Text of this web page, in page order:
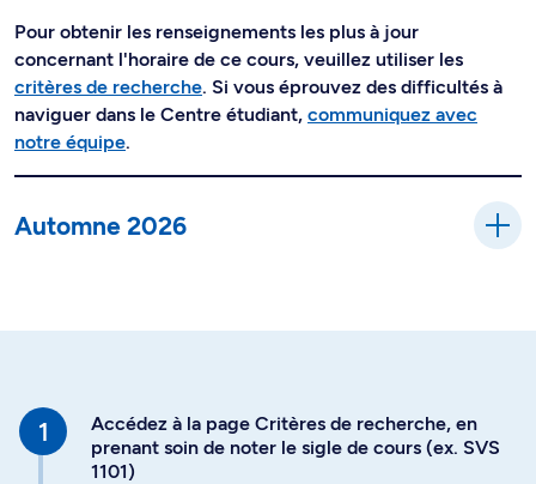
Pour obtenir les renseignements les plus à jour
concernant l'horaire de ce cours, veuillez utiliser les
critères de recherche. Si vous éprouvez des difficultés à
naviguer dans le Centre étudiant, communiquez avec
notre équipe.
Automne 2026
Accédez à la page Critères de recherche, en
prenant soin de noter le sigle de cours (ex. SVS
1101)